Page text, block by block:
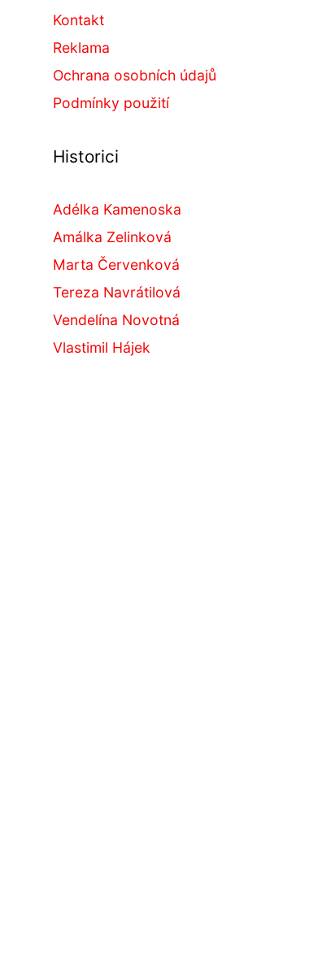
Kontakt
Reklama
Ochrana osobních údajů
Podmínky použití
Historici
Adélka Kamenoska
Amálka Zelinková
Marta Červenková
Tereza Navrátilová
Vendelína Novotná
Vlastimil Hájek